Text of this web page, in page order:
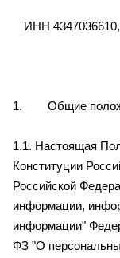
ИНН
1. Общие
1.1. Настоящая
Конституции
Российской
информации,
информации"
ФЗ "О